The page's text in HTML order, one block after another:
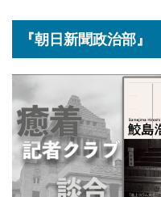
『朝日新聞政治部』